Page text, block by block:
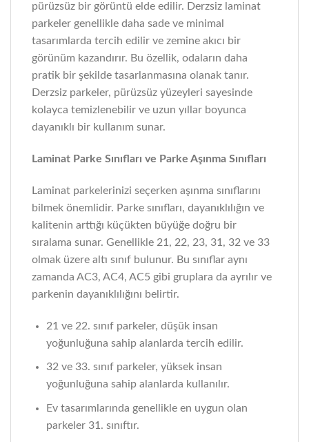
pürüzsüz bir görüntü elde edilir. Derzsiz laminat
parkeler genellikle daha sade ve minimal
tasarımlarda tercih edilir ve zemine akıcı bir
görünüm kazandırır. Bu özellik, odaların daha
pratik bir şekilde tasarlanmasına olanak tanır.
Derzsiz parkeler, pürüzsüz yüzeyleri sayesinde
kolayca temizlenebilir ve uzun yıllar boyunca
dayanıklı bir kullanım sunar.
Laminat Parke Sınıfları ve Parke Aşınma Sınıfları
Laminat parkelerinizi seçerken aşınma sınıflarını
bilmek önemlidir. Parke sınıfları, dayanıklılığın ve
kalitenin arttığı küçükten büyüğe doğru bir
sıralama sunar. Genellikle 21, 22, 23, 31, 32 ve 33
olmak üzere altı sınıf bulunur. Bu sınıflar aynı
zamanda AC3, AC4, AC5 gibi gruplara da ayrılır ve
parkenin dayanıklılığını belirtir.
21 ve 22. sınıf parkeler, düşük insan
yoğunluğuna sahip alanlarda tercih edilir.
32 ve 33. sınıf parkeler, yüksek insan
yoğunluğuna sahip alanlarda kullanılır.
Ev tasarımlarında genellikle en uygun olan
parkeler 31. sınıftır.